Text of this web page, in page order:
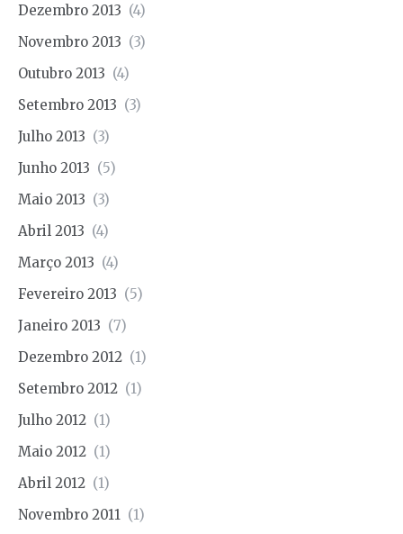
Dezembro 2013 (4)
Novembro 2013 (3)
Outubro 2013 (4)
Setembro 2013 (3)
Julho 2013 (3)
Junho 2013 (5)
Maio 2013 (3)
Abril 2013 (4)
Março 2013 (4)
Fevereiro 2013 (5)
Janeiro 2013 (7)
Dezembro 2012 (1)
Setembro 2012 (1)
Julho 2012 (1)
Maio 2012 (1)
Abril 2012 (1)
Novembro 2011 (1)